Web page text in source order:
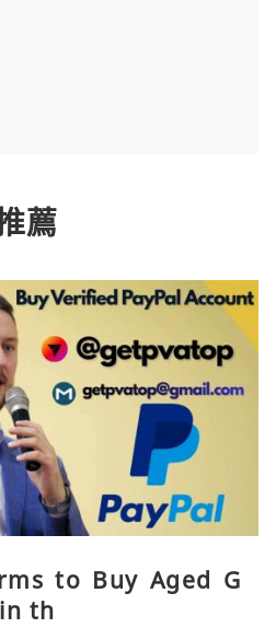
薦
to Buy Aged G
th